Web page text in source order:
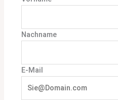
Nachname
E-Mail